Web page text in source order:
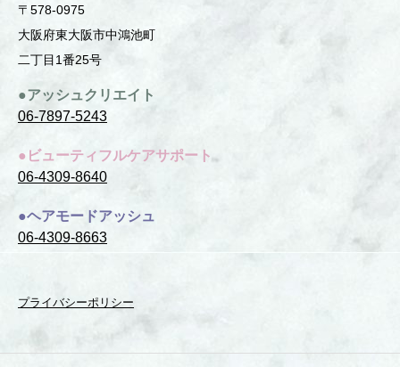
〒578-0975
⼤阪府東⼤阪市中鴻池町
⼆丁⽬1番25号
●アッシュクリエイト
06-7897-5243
●ビューティフルケアサポート
06-4309-8640
●ヘアモードアッシュ
06-4309-8663
プライバシーポリシー